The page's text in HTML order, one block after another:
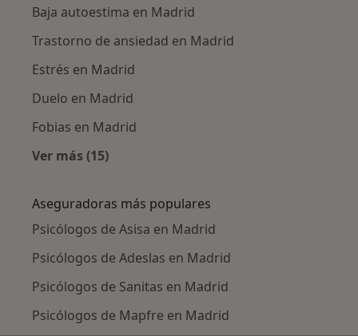
Baja autoestima en Madrid
Trastorno de ansiedad en Madrid
Estrés en Madrid
Duelo en Madrid
Fobias en Madrid
Ver más (15)
Aseguradoras más populares
Psicólogos de Asisa en Madrid
Psicólogos de Adeslas en Madrid
Psicólogos de Sanitas en Madrid
Psicólogos de Mapfre en Madrid